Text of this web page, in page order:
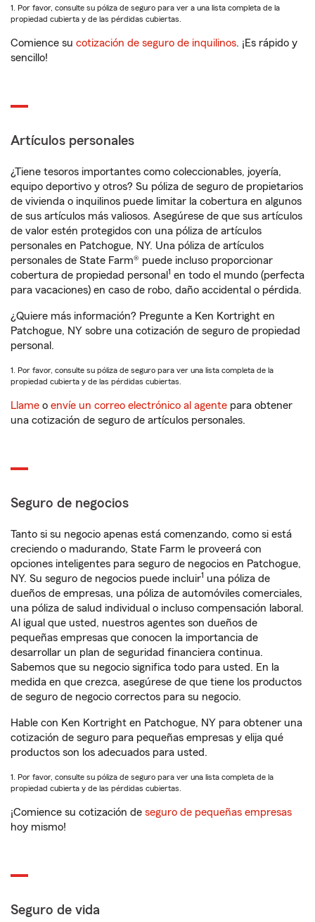
1. Por favor, consulte su póliza de seguro para ver a una lista completa de la
propiedad cubierta y de las pérdidas cubiertas.
Comience su cotización de seguro de inquilinos. ¡Es rápido y
sencillo!
Artículos personales
¿Tiene tesoros importantes como coleccionables, joyería,
equipo deportivo y otros? Su póliza de seguro de propietarios
de vivienda o inquilinos puede limitar la cobertura en algunos
de sus artículos más valiosos. Asegúrese de que sus artículos
de valor estén protegidos con una póliza de artículos
personales en Patchogue, NY. Una póliza de artículos
personales de State Farm® puede incluso proporcionar
cobertura de propiedad personal 1 en todo el mundo (perfecta
para vacaciones) en caso de robo, daño accidental o pérdida.
¿Quiere más información? Pregunte a Ken Kortright en
Patchogue, NY sobre una cotización de seguro de propiedad
personal.
1. Por favor, consulte su póliza de seguro para ver una lista completa de la
propiedad cubierta y de las pérdidas cubiertas.
Llame o envíe un correo electrónico al agente para obtener
una cotización de seguro de artículos personales.
Seguro de negocios
Tanto si su negocio apenas está comenzando, como si está
creciendo o madurando, State Farm le proveerá con
opciones inteligentes para seguro de negocios en Patchogue,
NY. Su seguro de negocios puede incluir1 una póliza de
dueños de empresas, una póliza de automóviles comerciales,
una póliza de salud individual o incluso compensación laboral.
Al igual que usted, nuestros agentes son dueños de
pequeñas empresas que conocen la importancia de
desarrollar un plan de seguridad financiera continua.
Sabemos que su negocio significa todo para usted. En la
medida en que crezca, asegúrese de que tiene los productos
de seguro de negocio correctos para su negocio.
Hable con Ken Kortright en Patchogue, NY para obtener una
cotización de seguro para pequeñas empresas y elija qué
productos son los adecuados para usted.
1. Por favor, consulte su póliza de seguro para ver una lista completa de la
propiedad cubierta y de las pérdidas cubiertas.
¡Comience su cotización de seguro de pequeñas empresas
hoy mismo!
Seguro de vida